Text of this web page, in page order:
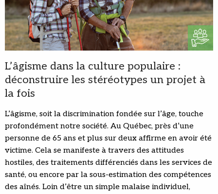
L’âgisme dans la culture populaire :
déconstruire les stéréotypes un projet à
la fois
L’âgisme, soit la discrimination fondée sur l’âge, touche
profondément notre société. Au Québec, près d’une
personne de 65 ans et plus sur deux affirme en avoir été
victime. Cela se manifeste à travers des attitudes
hostiles, des traitements différenciés dans les services de
santé, ou encore par la sous-estimation des compétences
des aînés. Loin d’être un simple malaise individuel,